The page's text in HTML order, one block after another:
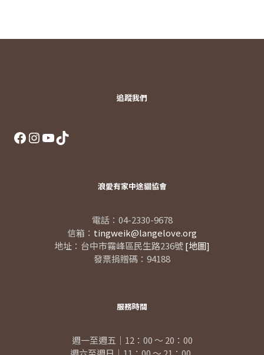
追蹤我們
Facebook
Instagram
YouTube
TikTok
浪愛有家中途貓協會
電話：04-2330-9678
信箱： tingweik@langelove.org
地址：台中市霧峰區民生路236號[地圖]
發票捐贈碼：94188
服務時間
週一至週五｜12：00 ～ 20：00